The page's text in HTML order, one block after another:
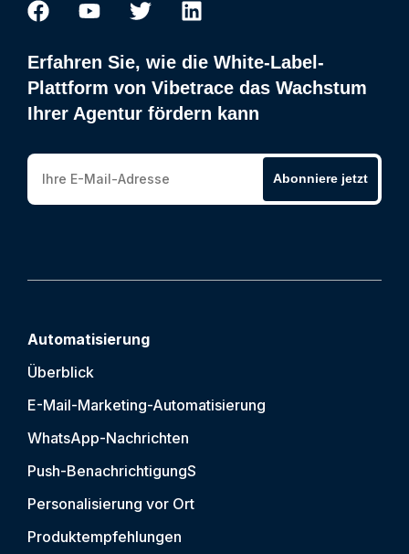
Erfahren Sie, wie die White-Label-
Plattform von Vibetrace das Wachstum
Ihrer Agentur fördern kann
Abonniere jetzt
Automatisierung
Überblick
E-Mail-Marketing-Automatisierung
WhatsApp-Nachrichten
Push-BenachrichtigungS
Personalisierung vor Ort
Produktempfehlungen